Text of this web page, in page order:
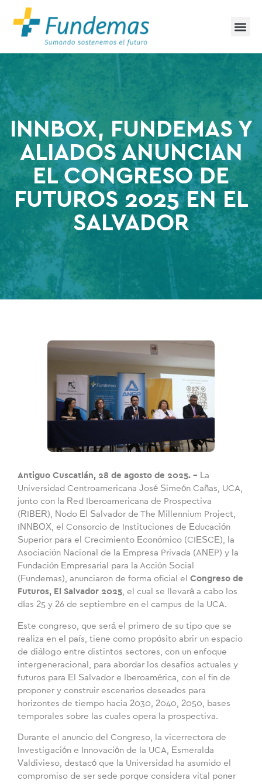
INNBOX, FUNDEMAS Y
ALIADOS ANUNCIAN
EL CONGRESO DE
FUTUROS 2025 EN EL
SALVADOR
Antiguo Cuscatlán, 28 de agosto de 2025. – La
Universidad Centroamericana José Simeón Cañas, UCA,
junto con la Red Iberoamericana de Prospectiva
(RIBER), Nodo El Salvador de The Millennium Project,
INNBOX, el Consorcio de Instituciones de Educación
Superior para el Crecimiento Económico (CIESCE), la
Asociación Nacional de la Empresa Privada (ANEP) y la
Fundación Empresarial para la Acción Social
(Fundemas), anunciaron de forma oficial el Congreso de
Futuros, El Salvador 2025, el cual se llevará a cabo los
días 25 y 26 de septiembre en el campus de la UCA.
Este congreso, que será el primero de su tipo que se
realiza en el país, tiene como propósito abrir un espacio
de diálogo entre distintos sectores, con un enfoque
intergeneracional, para abordar los desafíos actuales y
futuros para El Salvador e Iberoamérica, con el fin de
proponer y construir escenarios deseados para
horizontes de tiempo hacia 2030, 2040, 2050, bases
temporales sobre las cuales opera la prospectiva.
Durante el anuncio del Congreso, la vicerrectora de
Investigación e Innovación de la UCA, Esmeralda
Valdivieso, destacó que la Universidad ha asumido el
compromiso de ser sede porque considera vital poner